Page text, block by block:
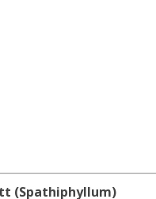
(Spathiphyllum)